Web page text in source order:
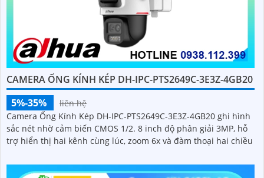
CAMERA ỐNG KÍNH KÉP DH-IPC-PTS2649C-3E3Z-4GB20
5%-35%
liên hệ
Camera Ống Kính Kép DH-IPC-PTS2649C-3E3Z-4GB20 ghi hình
sắc nét nhờ cảm biến CMOS 1/2. 8 inch độ phân giải 3MP, hỗ
trợ hiển thị hai kênh cùng lúc, zoom 6x và đàm thoại hai chiều